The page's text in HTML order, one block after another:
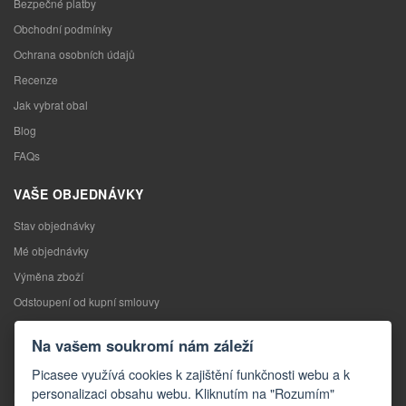
Obchodní podmínky
Ochrana osobních údajů
Recenze
Jak vybrat obal
Blog
FAQs
VAŠE OBJEDNÁVKY
Stav objednávky
Mé objednávky
Výměna zboží
Odstoupení od kupní smlouvy
Reklamace
Kontakty
Na vašem soukromí nám záleží
Picasee využívá cookies k zajištění funkčnosti webu a k
personalizaci obsahu webu. Kliknutím na "Rozumím"